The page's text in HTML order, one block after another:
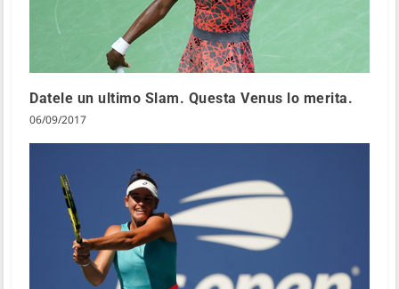
Datele un ultimo Slam. Questa Venus lo merita.
06/09/2017